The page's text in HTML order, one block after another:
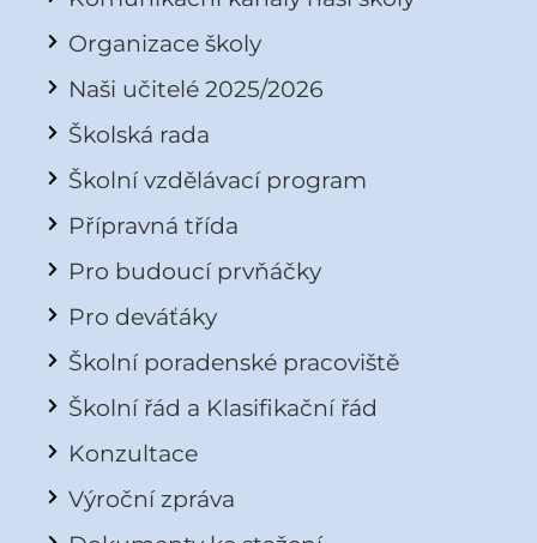
Organizace školy
Naši učitelé 2025/2026
Školská rada
Školní vzdělávací program
Přípravná třída
Pro budoucí prvňáčky
Pro deváťáky
Školní poradenské pracoviště
Školní řád a Klasifikační řád
Konzultace
Výroční zpráva